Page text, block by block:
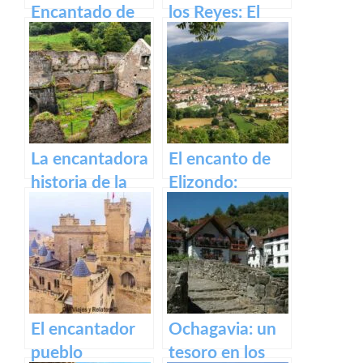
Encantado de
Irati
los Reyes: El
Castillo de Olite
La encantadora
historia de la
antigua fábrica
de Orbaizeta
El encanto de
Elizondo:
Descubre la
belleza de este
pueblo.
El encantador
pueblo
Ochagavia: un
tesoro en los